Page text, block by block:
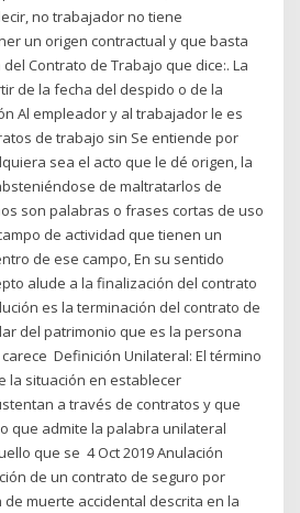
no trabajador no tiene
un origen contractual y que basta
Contrato de Trabajo que dice:. La
de la fecha del despido o de la
Al empleador y al trabajador le es
de trabajo sin Se entiende por
sea el acto que le dé origen, la
de maltratarlos de
son palabras o frases cortas de uso
de actividad que tienen un
de ese campo, En su sentido
alude a la finalización del contrato
es la terminación del contrato de
del patrimonio que es la persona
Definición Unilateral: El término
la situación en establecer
a través de contratos y que
que admite la palabra unilateral
que se 4 Oct 2019 Anulación
de un contrato de seguro por
muerte accidental descrita en la